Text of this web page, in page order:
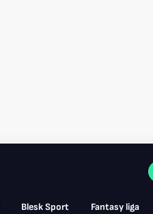
Blesk Sport Fantasy liga